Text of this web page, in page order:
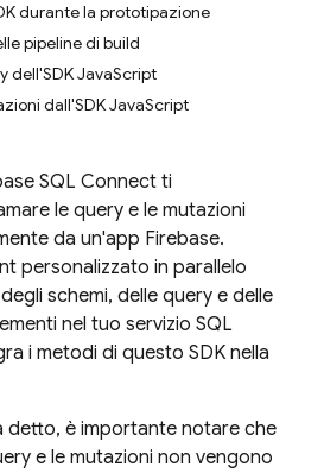
durante la prototipazione
pipeline di build
dell'SDK JavaScript
dall'SDK JavaScript
SQL Connect ti
le query e le mutazioni
da un'app Firebase.
personalizzato in parallelo
schemi, delle query e delle
nel tuo servizio SQL
i metodi di questo SDK nella
detto, è importante notare che
e le mutazioni non vengono